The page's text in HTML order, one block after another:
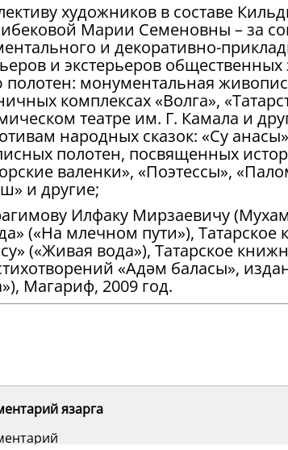
художников в составе
Марии Семеновны – за
и декоративно-
и экстерьеров общественных
монументальная
комплексах «Волга»,
театре им. Г. Камала и
народных сказок: «Су
полотен, посвященных
валенки», «Поэтессы»,
и другие;
Илфаку Мирзаевичу
(«На млечном пути»), Татарское
(«Живая вода»), Татарское
«Адәм баласы»,
Магариф, 2009 год.
язарга